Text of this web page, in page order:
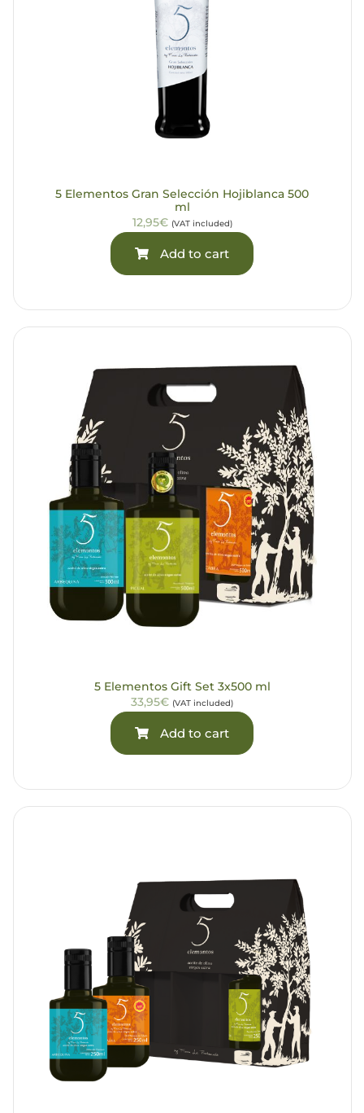
5 Elementos Gran Selección Hojiblanca 500
ml
12,95€ (VAT included)
Add to cart
5 Elementos Gift Set 3x500 ml
33,95€ (VAT included)
Add to cart